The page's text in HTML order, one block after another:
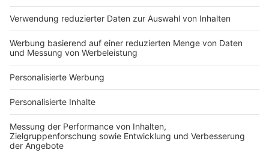
Häuser-Suche
Hausanbieter-Suche
Bauprojekt-Profil
Für Unternehmen
Ihre Baufirma auf bauen.de
Kostenloses Infogespräch